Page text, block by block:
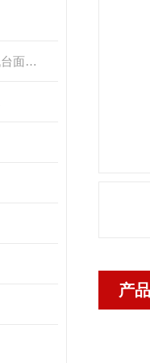
304不锈钢防水电子地磅超低台面带斜坡
产